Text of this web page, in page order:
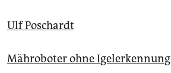
Ulf Poschardt
Mähroboter ohne Igelerkennung